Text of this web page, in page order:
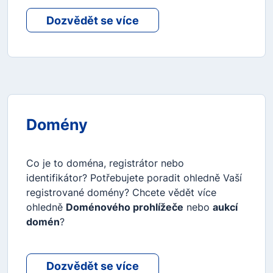
Dozvědět se více
Domény
Co je to doména, registrátor nebo
identifikátor? Potřebujete poradit ohledně Vaší
registrované domény? Chcete vědět více
ohledně Doménového prohlížeče nebo aukcí
domén?
Dozvědět se více